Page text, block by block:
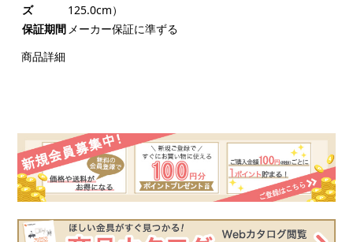
商品詳細
ズ
125.0cm）
保証期間 メーカー保証に準ずる